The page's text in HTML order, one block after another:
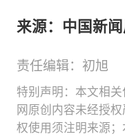
来源：中国新闻
责任编辑：初旭
特别声明：本文相
网原创内容未经授
权使用须注明来源